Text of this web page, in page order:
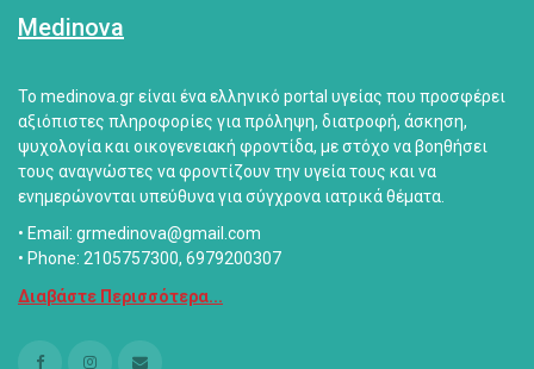
Medinova
Το medinova.gr είναι ένα ελληνικό portal υγείας που προσφέρει
αξιόπιστες πληροφορίες για πρόληψη, διατροφή, άσκηση,
ψυχολογία και οικογενειακή φροντίδα, με στόχο να βοηθήσει
τους αναγνώστες να φροντίζουν την υγεία τους και να
ενημερώνονται υπεύθυνα για σύγχρονα ιατρικά θέματα.
• Email: grmedinova@gmail.com
• Phone: 2105757300, 6979200307
Διαβάστε Περισσότερα...